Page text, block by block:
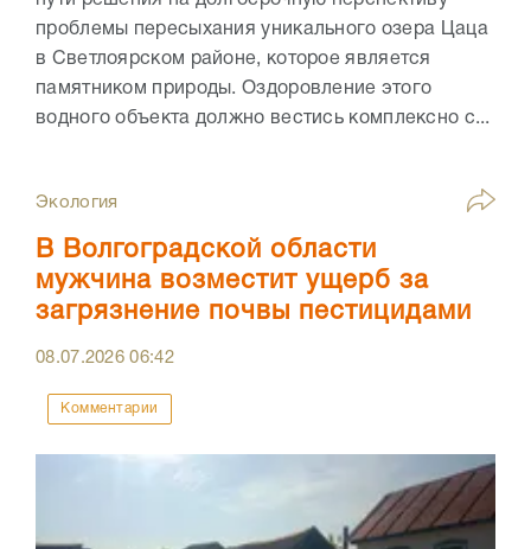
проблемы пересыхания уникального озера Цаца
в Светлоярском районе, которое является
памятником природы. Оздоровление этого
водного объекта должно вестись комплексно с...
Экология
В Волгоградской области
мужчина возместит ущерб за
загрязнение почвы пестицидами
08.07.202606:42
Комментарии